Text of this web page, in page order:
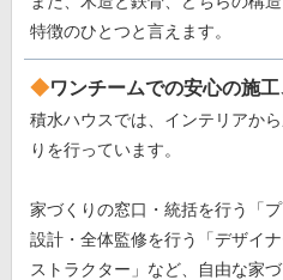
特徴のひとつと言えます。
ワンチームでの安心の施工
積水ハウスでは、インテリアか
りを行っています。
家づくりの窓口・統括を行う「
設計・全体監修を行う「デザイ
ストラクター」など、自由な家